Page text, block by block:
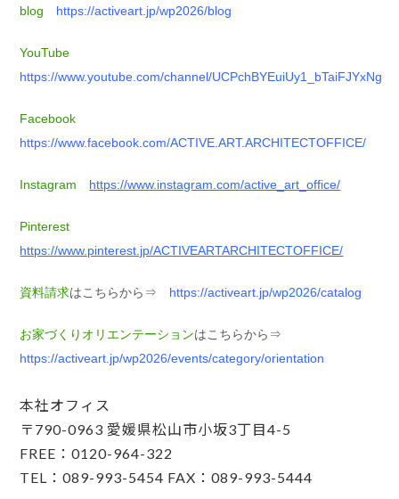
blog https://activeart.jp/wp2026/blog
YouTube
https://www.youtube.com/channel/UCPchBYEuiUy1_bTaiFJYxNg
Facebook
https://www.facebook.com/ACTIVE.ART.ARCHITECTOFFICE/
Instagram https://www.instagram.com/active_art_office/
Pinterest
https://www.pinterest.jp/ACTIVEARTARCHITECTOFFICE/
資料請求はこちらから⇒ https://activeart.jp/wp2026/catalog
お家づくりオリエンテーションはこちらから⇒
https://activeart.jp/wp2026/events/category/orientation
本社オフィス
〒790-0963 愛媛県松山市小坂3丁目4-5
FREE：0120-964-322
TEL：089-993-5454 FAX：089-993-5444